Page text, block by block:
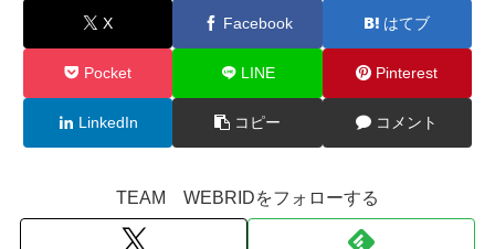
X Facebook はてブ
Pocket LINE Pinterest
LinkedIn コピー コメント
TEAM WEBRIDをフォローする